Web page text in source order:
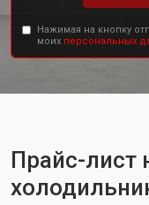
Нажимая на кнопку
моих персональных
Прайс-лист